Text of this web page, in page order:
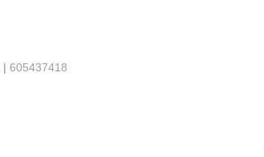
|605437418